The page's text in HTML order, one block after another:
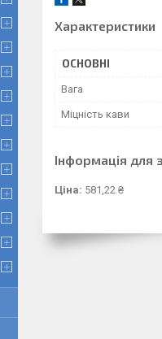
Характеристики
ОСНОВНІ
Вага
Міцність кави
Інформація для
Ціна: 581,22 ₴